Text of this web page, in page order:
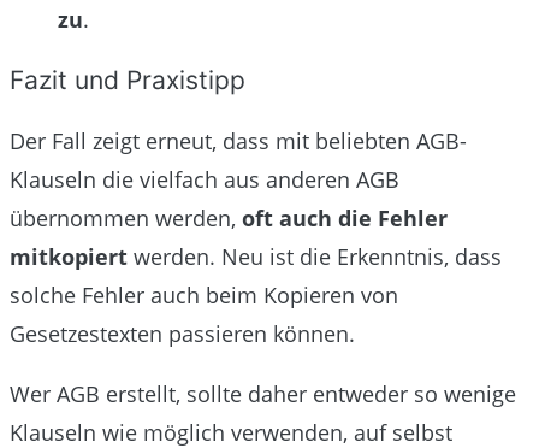
zu.
Fazit und Praxistipp
Der Fall zeigt erneut, dass mit beliebten AGB-
Klauseln die vielfach aus anderen AGB
übernommen werden, oft auch die Fehler
mitkopiert werden. Neu ist die Erkenntnis, dass
solche Fehler auch beim Kopieren von
Gesetzestexten passieren können.
Wer AGB erstellt, sollte daher entweder so wenige
Klauseln wie möglich verwenden, auf selbst